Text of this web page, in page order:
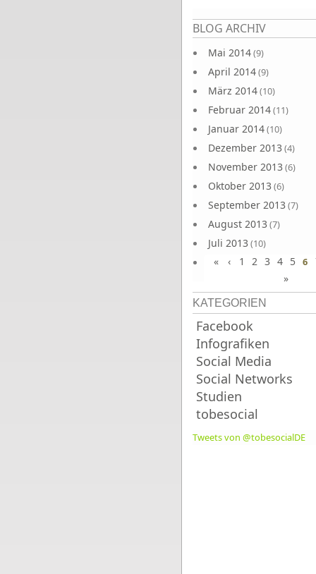
BLOG ARCHIV
Mai 2014(9)
April 2014(9)
März 2014(10)
Februar 2014(11)
Januar 2014(10)
Dezember 2013 (4)
November 2013 (6)
Oktober 2013 (6)
September 2013 (7)
August 2013 (7)
Juli 2013 (10)
Juni 2013(10)
Seiten
« ‹ 1 2 3 4 5 6
»
KATEGORIEN
Facebook
Infografiken
Social Media
Social Networks
Studien
tobesocial
Tweets von @tobesocialDE